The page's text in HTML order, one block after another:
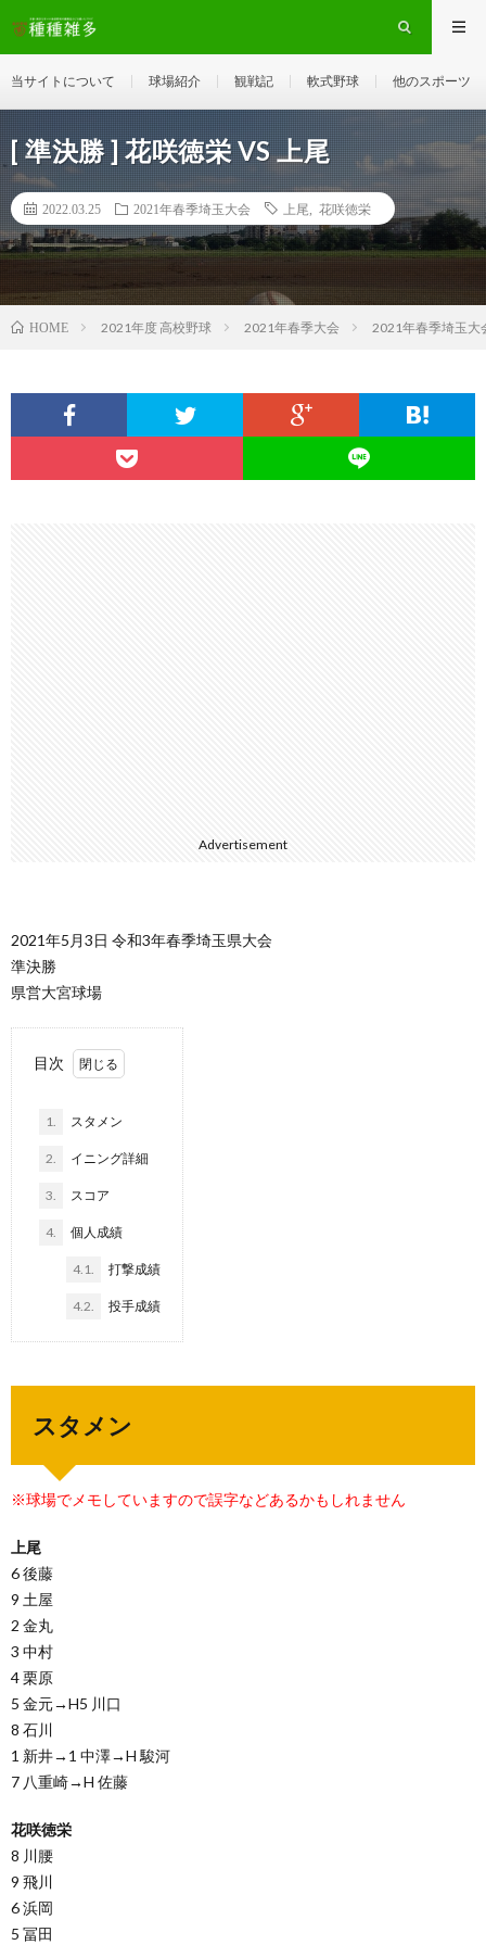
当サイトについて 球場紹介 観戦記 軟式野球 他のスポーツ
[ 準決勝 ] 花咲徳栄 VS 上尾
2022.03.25 2021年春季埼玉大会 上尾 花咲徳栄
HOME 2021年度 高校野球 2021年春季大会 2021年春季埼玉大
Advertisement
2021年5月3日 令和3年春季埼玉県大会
準決勝
県営大宮球場
目次
1. スタメン
2. イニング詳細
3. スコア
4. 個人成績
4.1. 打撃成績
4.2. 投手成績
スタメン
※球場でメモしていますので誤字などあるかもしれません
上尾
6 後藤
9 土屋
2 金丸
3 中村
4 栗原
5 金元→H5 川口
8 石川
1 新井→1 中澤→H 駿河
7 八重崎→H 佐藤
花咲徳栄
8 川腰
9 飛川
6 浜岡
5 冨田